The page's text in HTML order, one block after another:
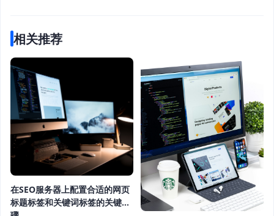
相关推荐
在SEO服务器上配置合适的网页
标题标签和关键词标签的关键步